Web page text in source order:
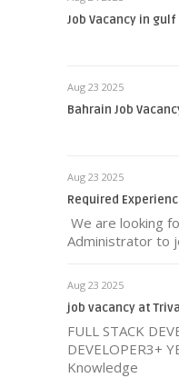
Job Vacancy in gulf
Aug 23 2025
Bahrain Job
Aug 23 2025
Required
We are looking
Administrator to
Aug 23 2025
job vacancy at
FULL STACK
DEVELOPER3+
Knowledge